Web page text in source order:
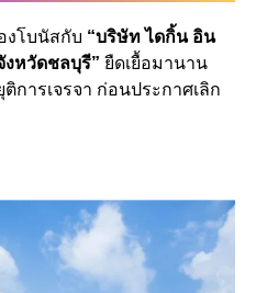
งโบนัสกับ “บริษัท ไดกิ้น อิน
งหวัดชลบุรี” ยืดเยื้อมานาน
ารเจรจา ก่อนประกาศเลิก